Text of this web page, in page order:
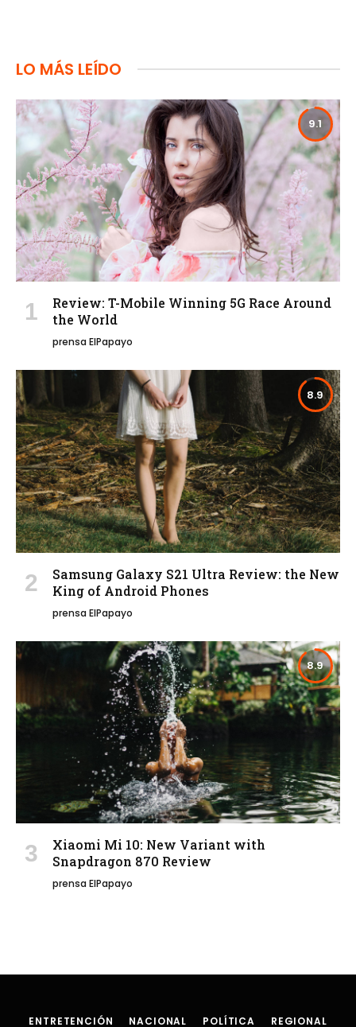
LO MÁS LEÍDO
9.1
Review: T-Mobile Winning 5G Race Around
the World
prensa ElPapayo
8.9
Samsung Galaxy S21 Ultra Review: the New
King of Android Phones
prensa ElPapayo
8.9
Xiaomi Mi 10: New Variant with
Snapdragon 870 Review
prensa ElPapayo
ENTRETENCIÓN NACIONAL POLÍTICA REGIONAL